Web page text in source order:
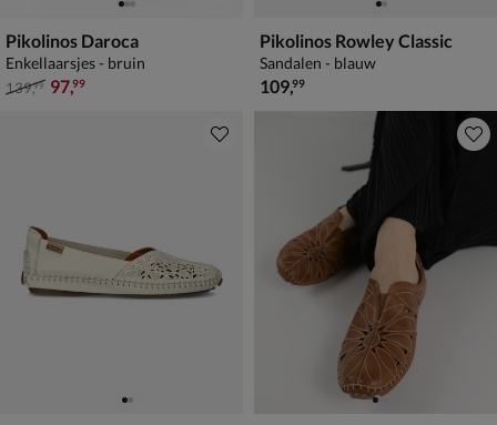
Pikolinos Daroca
Enkellaarsjes - bruin
van € 139,99 voor € 97,99
139,99 97,99
Pikolinos Rowley Classic
Sandalen - blauw
€ 109,99
109,99